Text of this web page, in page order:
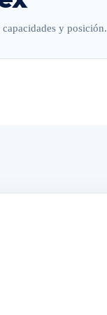
y posición.